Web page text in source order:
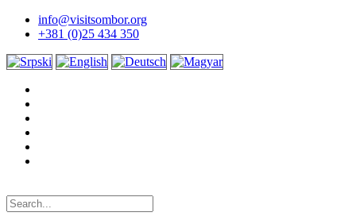
info@visitsombor.org
+381 (0)25 434 350